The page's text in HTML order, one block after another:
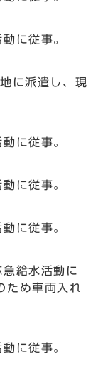
に従事。
に派遣し、現
に従事。
に従事。
に従事。
給水活動に
ため車両入れ
に従事。